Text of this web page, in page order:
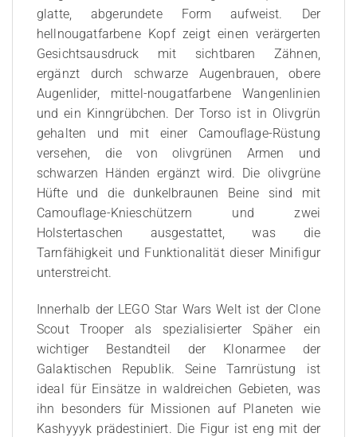
glatte, abgerundete Form aufweist. Der
hellnougatfarbene Kopf zeigt einen verärgerten
Gesichtsausdruck mit sichtbaren Zähnen,
ergänzt durch schwarze Augenbrauen, obere
Augenlider, mittel-nougatfarbene Wangenlinien
und ein Kinngrübchen. Der Torso ist in Olivgrün
gehalten und mit einer Camouflage-Rüstung
versehen, die von olivgrünen Armen und
schwarzen Händen ergänzt wird. Die olivgrüne
Hüfte und die dunkelbraunen Beine sind mit
Camouflage-Knieschützern und zwei
Holstertaschen ausgestattet, was die
Tarnfähigkeit und Funktionalität dieser Minifigur
unterstreicht.
Innerhalb der LEGO Star Wars Welt ist der Clone
Scout Trooper als spezialisierter Späher ein
wichtiger Bestandteil der Klonarmee der
Galaktischen Republik. Seine Tarnrüstung ist
ideal für Einsätze in waldreichen Gebieten, was
ihn besonders für Missionen auf Planeten wie
Kashyyyk prädestiniert. Die Figur ist eng mit der